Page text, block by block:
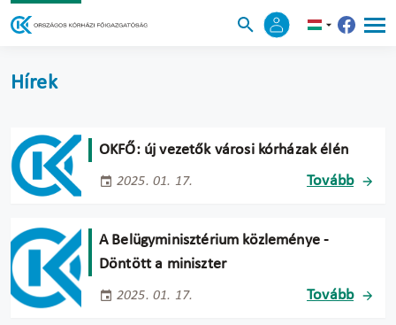
Hírek
OKFŐ: új vezetők városi kórházak élén
2025. 01. 17. Tovább
A Belügyminisztérium közleménye -
Döntött a miniszter
2025. 01. 17. Tovább